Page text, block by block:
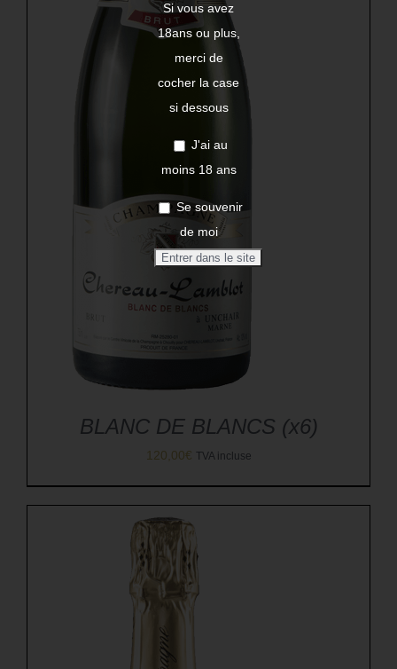
BLANC DE BLANCS (x6)
120,00€ TVA incluse
Si vous avez
18ans ou plus,
merci de
cocher la case
si dessous
J'ai au
moins 18 ans
Se souvenir
de moi